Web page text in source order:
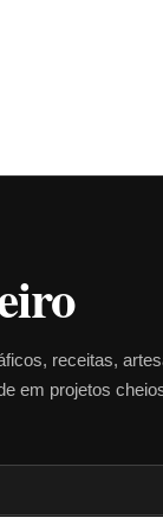
receitas,
em projetos